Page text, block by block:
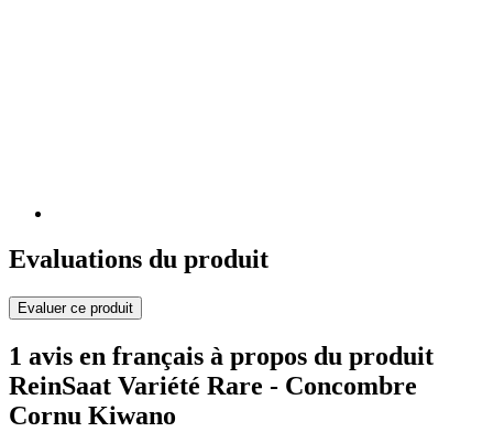
Evaluations du produit
Evaluer ce produit
1 avis en français à propos du produit
ReinSaat Variété Rare - Concombre
Cornu Kiwano